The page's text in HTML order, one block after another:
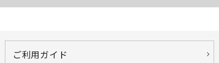
ご利用ガイド